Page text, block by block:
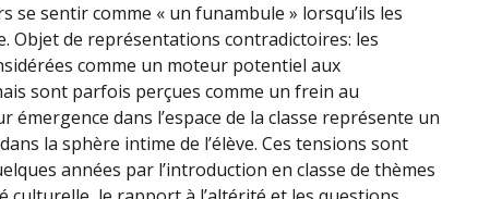
se sentir comme « un funambule » lorsqu’ils les
Objet de représentations contradictoires: les
comme un moteur potentiel aux
sont parfois perçues comme un frein au
émergence dans l’espace de la classe représente un
la sphère intime de l’élève. Ces tensions sont
années par l’introduction en classe de thèmes